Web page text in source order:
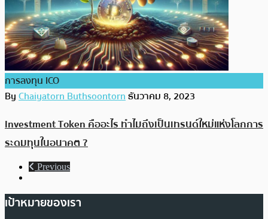
การลงทุน ICO
ByChaiyatorn Buthsoontornธันวาคม 8, 2023
Investment Token คืออะไร ทำไมถึงเป็นเทรนด์ใหม่แห่งโลกการ
ระดมทุนในอนาคต ?
Previous
เป้าหมายของเรา